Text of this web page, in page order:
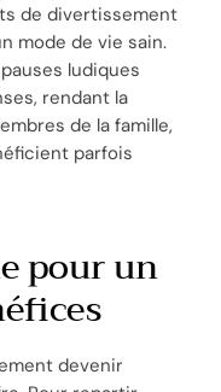
de divertissement
mode de vie sain.
ludiques
rendant la
de la famille,
parfois
pour un
devenir